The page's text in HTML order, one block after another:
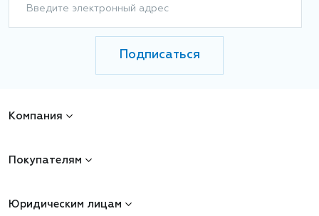
Введите электронный адрес
Подписаться
Компания
Покупателям
Юридическим лицам